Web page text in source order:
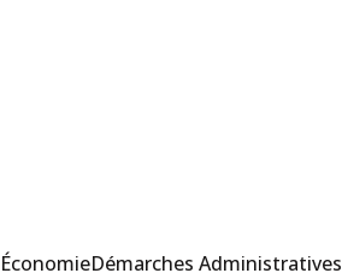
ÉconomieDémarches Administratives